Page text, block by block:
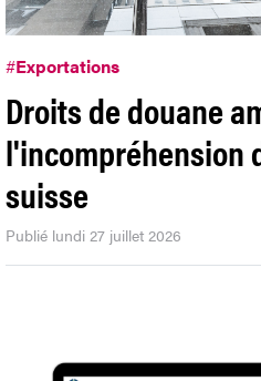
#Exportations
Droits de douane
l'incompréhension
suisse
Publié lundi 27 juillet 2026